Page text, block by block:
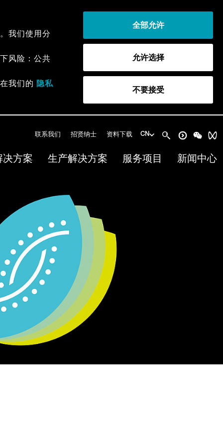
决方案 生产解决方案 服务项目 新闻中心
CN
联系我们 招贤纳士 资料下载
我们使用分
风险：公共
我们的 隐私
全部允许
允许选择
不要接受